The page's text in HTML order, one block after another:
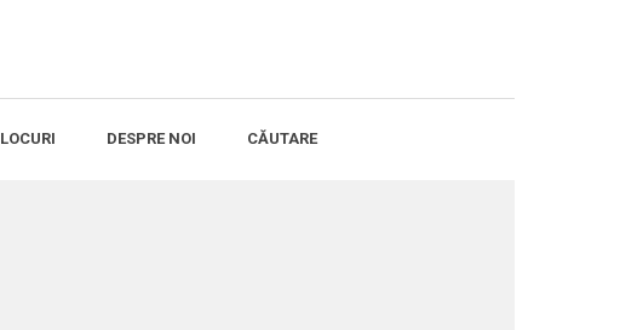
LOCURI DESPRE NOI CĂUTARE